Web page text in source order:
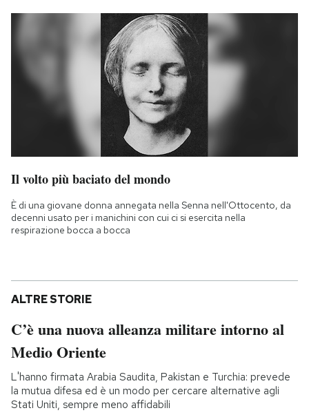
Il volto più baciato del mondo
È di una giovane donna annegata nella Senna nell'Ottocento, da
decenni usato per i manichini con cui ci si esercita nella
respirazione bocca a bocca
ALTRE STORIE
C’è una nuova alleanza militare intorno al
Medio Oriente
L'hanno firmata Arabia Saudita, Pakistan e Turchia: prevede
la mutua difesa ed è un modo per cercare alternative agli
Stati Uniti, sempre meno affidabili